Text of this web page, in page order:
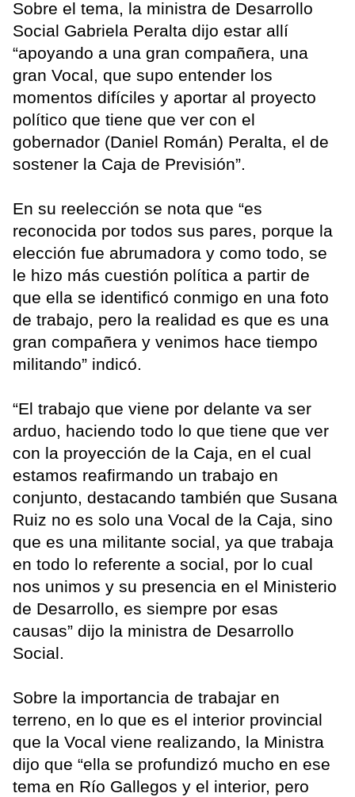
Sobre el tema, la ministra de Desarrollo
Social Gabriela Peralta dijo estar allí
“apoyando a una gran compañera, una
gran Vocal, que supo entender los
momentos difíciles y aportar al proyecto
político que tiene que ver con el
gobernador (Daniel Román) Peralta, el de
sostener la Caja de Previsión”.
En su reelección se nota que “es
reconocida por todos sus pares, porque la
elección fue abrumadora y como todo, se
le hizo más cuestión política a partir de
que ella se identificó conmigo en una foto
de trabajo, pero la realidad es que es una
gran compañera y venimos hace tiempo
militando” indicó.
“El trabajo que viene por delante va ser
arduo, haciendo todo lo que tiene que ver
con la proyección de la Caja, en el cual
estamos reafirmando un trabajo en
conjunto, destacando también que Susana
Ruiz no es solo una Vocal de la Caja, sino
que es una militante social, ya que trabaja
en todo lo referente a social, por lo cual
nos unimos y su presencia en el Ministerio
de Desarrollo, es siempre por esas
causas” dijo la ministra de Desarrollo
Social.
Sobre la importancia de trabajar en
terreno, en lo que es el interior provincial
que la Vocal viene realizando, la Ministra
dijo que “ella se profundizó mucho en ese
tema en Río Gallegos y el interior, pero